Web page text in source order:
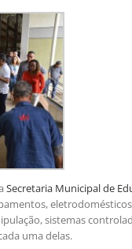
Secretaria Municipal de
sistemas
uma delas.